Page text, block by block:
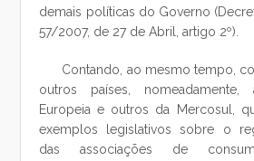
demais políticas do Governo
57/2007, de 27 de Abril, artigo 2º).
Contando, ao mesmo tempo,
outros países,
Europeia e outros da Mercosul,
exemplos legislativos sobre o
das associações de